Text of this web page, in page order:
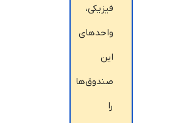
فیزیکی،
واحدهای
این
صندوق‌ها
را